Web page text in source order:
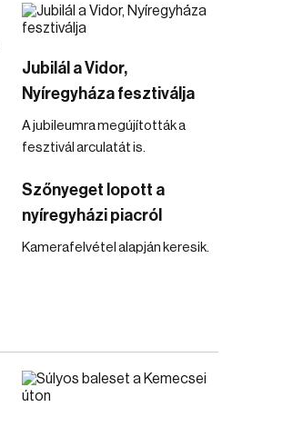
Jubilál a Vidor,
Nyíregyháza fesztiválja
A jubileumra megújították a
fesztivál arculatát is.
Szőnyeget lopott a
nyíregyházi piacról
Kamerafelvétel alapján keresik.